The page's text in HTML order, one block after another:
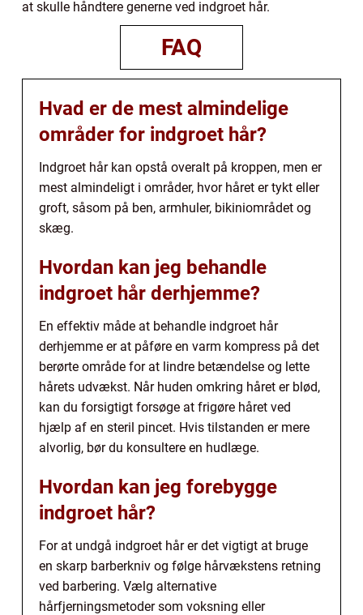
at skulle håndtere generne ved indgroet hår.
FAQ
Hvad er de mest almindelige
områder for indgroet hår?
Indgroet hår kan opstå overalt på kroppen, men er
mest almindeligt i områder, hvor håret er tykt eller
groft, såsom på ben, armhuler, bikiniområdet og
skæg.
Hvordan kan jeg behandle
indgroet hår derhjemme?
En effektiv måde at behandle indgroet hår
derhjemme er at påføre en varm kompress på det
berørte område for at lindre betændelse og lette
hårets udvækst. Når huden omkring håret er blød,
kan du forsigtigt forsøge at frigøre håret ved
hjælp af en steril pincet. Hvis tilstanden er mere
alvorlig, bør du konsultere en hudlæge.
Hvordan kan jeg forebygge
indgroet hår?
For at undgå indgroet hår er det vigtigt at bruge
en skarp barberkniv og følge hårvækstens retning
ved barbering. Vælg alternative
hårfjerningsmetoder som voksning eller